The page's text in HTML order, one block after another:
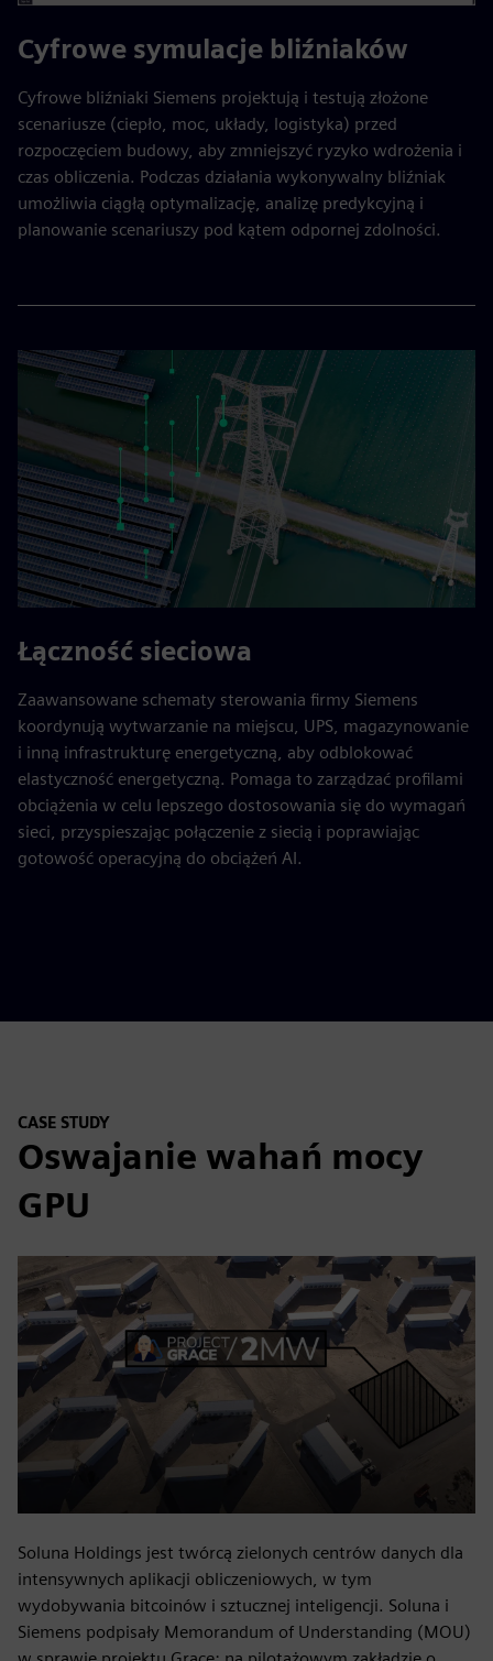
Cyfrowe symulacje bliźniaków
Cyfrowe bliźniaki Siemens projektują i testują złożone
scenariusze (ciepło, moc, układy, logistyka) przed
rozpoczęciem budowy, aby zmniejszyć ryzyko wdrożenia i
czas obliczenia. Podczas działania wykonywalny bliźniak
umożliwia ciągłą optymalizację, analizę predykcyjną i
planowanie scenariuszy pod kątem odpornej zdolności.
Łączność sieciowa
Zaawansowane schematy sterowania firmy Siemens
koordynują wytwarzanie na miejscu, UPS, magazynowanie
i inną infrastrukturę energetyczną, aby odblokować
elastyczność energetyczną. Pomaga to zarządzać profilami
obciążenia w celu lepszego dostosowania się do wymagań
sieci, przyspieszając połączenie z siecią i poprawiając
gotowość operacyjną do obciążeń AI.
CASE STUDY
Oswajanie wahań mocy
GPU
Soluna Holdings jest twórcą zielonych centrów danych dla
intensywnych aplikacji obliczeniowych, w tym
wydobywania bitcoinów i sztucznej inteligencji. Soluna i
Siemens podpisały Memorandum of Understanding (MOU)